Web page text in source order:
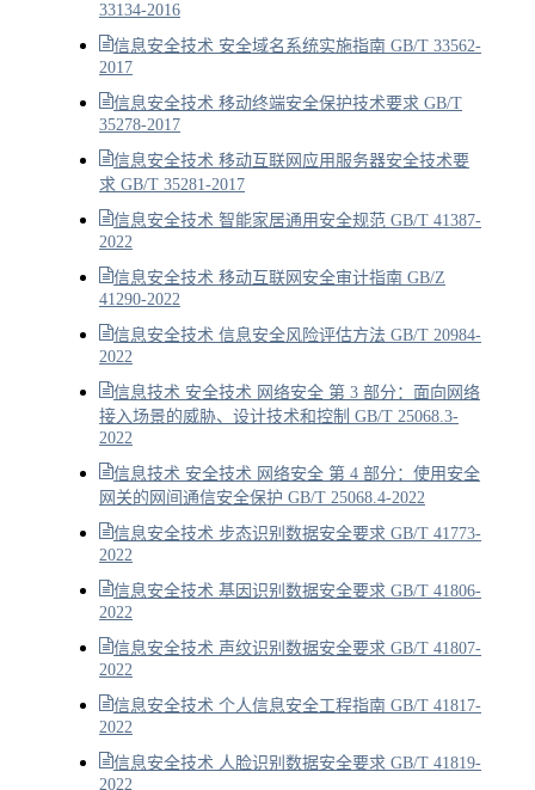
33134-2016
信息安全技术 安全域名系统实施指南 GB/T 33562-
2017
信息安全技术 移动终端安全保护技术要求 GB/T
35278-2017
信息安全技术 移动互联网应用服务器安全技术要
求 GB/T 35281-2017
信息安全技术 智能家居通用安全规范 GB/T 41387-
2022
信息安全技术 移动互联网安全审计指南 GB/Z
41290-2022
信息安全技术 信息安全风险评估方法 GB/T 20984-
2022
信息技术 安全技术 网络安全 第 3 部分：面向网络
接入场景的威胁、设计技术和控制 GB/T 25068.3-
2022
信息技术 安全技术 网络安全 第 4 部分：使用安全
网关的网间通信安全保护 GB/T 25068.4-2022
信息安全技术 步态识别数据安全要求 GB/T 41773-
2022
信息安全技术 基因识别数据安全要求 GB/T 41806-
2022
信息安全技术 声纹识别数据安全要求 GB/T 41807-
2022
信息安全技术 个人信息安全工程指南 GB/T 41817-
2022
信息安全技术 人脸识别数据安全要求 GB/T 41819-
2022